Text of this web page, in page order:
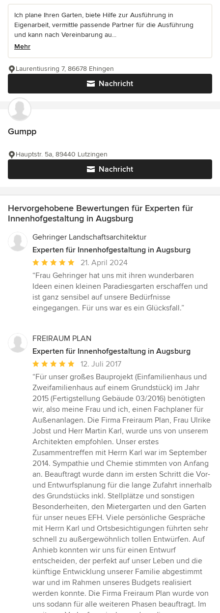
Ich plane Ihren Garten, biete Hilfe zur Ausführung in
Eigenarbeit, vermittle passende Partner für die Ausführung
und kann nach Vereinbarung au...
Mehr
Nachricht
Laurentiusring 7, 86678 Ehingen
Gumpp
Nachricht
Hauptstr. 5a, 89440 Lutzingen
Hervorgehobene Bewertungen für Experten für
Innenhofgestaltung in Augsburg
Gehringer Landschaftsarchitektur
Experten für Innenhofgestaltung in Augsburg
Durchschnittliche
Bewertung:
5
von
5
21. April 2024
“Frau Gehringer hat uns mit ihren wunderbaren
Ideen einen kleinen Paradiesgarten erschaffen und
ist ganz sensibel auf unsere Bedürfnisse
eingegangen. Für uns war es ein Glücksfall.”
FREIRAUM PLAN
Experten für Innenhofgestaltung in Augsburg
Durchschnittliche
Bewertung:
5
von
5
Sternen
12. Juli 2017
“Für unser großes Bauprojekt (Einfamilienhaus und
Zweifamilienhaus auf einem Grundstück) im Jahr
2015 (Fertigstellung Gebäude 03/2016) benötigten
wir, also meine Frau und ich, einen Fachplaner für
Außenanlagen. Die Firma Freiraum Plan, Frau Ulrike
Jobst und Herr Martin Karl, wurde uns von unserem
Architekten empfohlen. Unser erstes
Zusammentreffen mit Herrn Karl war im September
2014. Sympathie und Chemie stimmten von Anfang
an. Beauftragt wurde dann im ersten Schritt die Vor-
und Entwurfsplanung für die lange Zufahrt innerhalb
des Grundstücks inkl. Stellplätze und sonstigen
Besonderheiten, den Mietergarten und den Garten
für unser neues EFH. Viele persönliche Gespräche
mit Herrn Karl und Ortsbesichtigungen führten sehr
schnell zu außergewöhnlich tollen Entwürfen. Auf
Anhieb konnten wir uns für einen Entwurf
entscheiden, der perfekt auf unser Leben und die
künftige Entwicklung unserer Familie abgestimmt
war und im Rahmen unseres Budgets realisiert
werden konnte. Die Firma Freiraum Plan wurde von
uns sodann für alle weiteren Phasen beauftragt. Im